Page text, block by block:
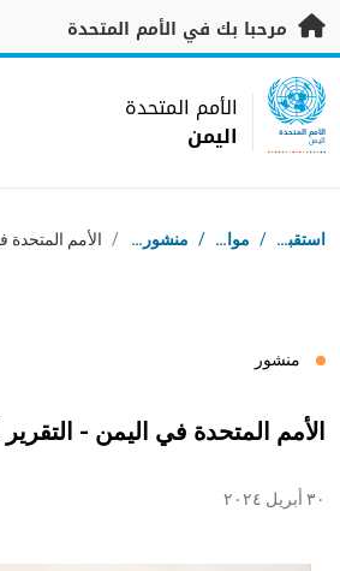
تخطى إلى المحتوى الرئيسي
مرحبا بك في الأمم المتحدة
UN Logo
الأمم المتحدة
اليمن
الأمم المتحدة
اليمن
مسار التنقل
استقبال / موارد / منشورات /
منشور
الأمم المتحدة في اليمن - التقرير
٣٠ أبريل ٢٠٢٤